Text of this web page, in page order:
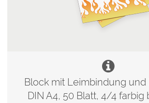
Block mit Leimbindung und
DIN A4, 50 Blatt, 4/4 farbig